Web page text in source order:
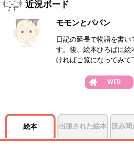
近況ボード
モモンとパパン
日記の延長で物語を書
す。後、絵本ひろばに絵
ければご覧になってみて
WEB
絵本 出版された絵本 読み聞